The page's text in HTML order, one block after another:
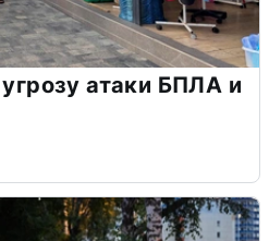
атаки БПЛА и